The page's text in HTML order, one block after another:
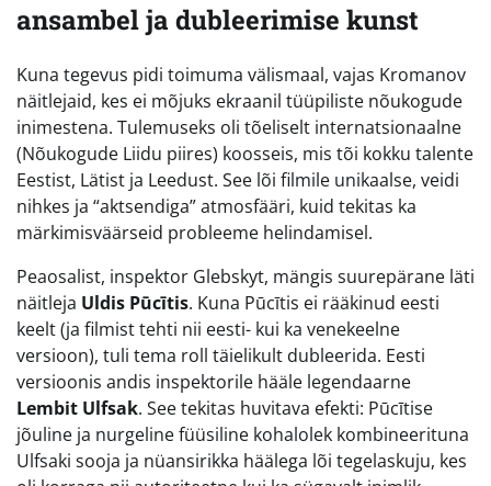
ansambel ja dubleerimise kunst
Kuna tegevus pidi toimuma välismaal, vajas Kromanov
näitlejaid, kes ei mõjuks ekraanil tüüpiliste nõukogude
inimestena. Tulemuseks oli tõeliselt internatsionaalne
(Nõukogude Liidu piires) koosseis, mis tõi kokku talente
Eestist, Lätist ja Leedust. See lõi filmile unikaalse, veidi
nihkes ja “aktsendiga” atmosfääri, kuid tekitas ka
märkimisväärseid probleeme helindamisel.
Peaosalist, inspektor Glebskyt, mängis suurepärane läti
näitleja Uldis Pūcītis. Kuna Pūcītis ei rääkinud eesti
keelt (ja filmist tehti nii eesti- kui ka venekeelne
versioon), tuli tema roll täielikult dubleerida. Eesti
versioonis andis inspektorile hääle legendaarne
Lembit Ulfsak. See tekitas huvitava efekti: Pūcītise
jõuline ja nurgeline füüsiline kohalolek kombineerituna
Ulfsaki sooja ja nüansirikka häälega lõi tegelaskuju, kes